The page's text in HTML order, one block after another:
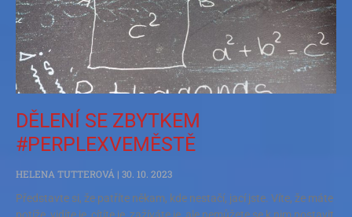
DĚLENÍ SE ZBYTKEM
#PERPLEXVEMĚSTĚ
HELENA TUTTEROVÁ
30. 10. 2023
Představte si, že patříte někam, kde nestačí, jací jste. Víte, že máte
potíže, vidíte je, cítíte je, zažíváte je, ale nemůžete se k nim postavit